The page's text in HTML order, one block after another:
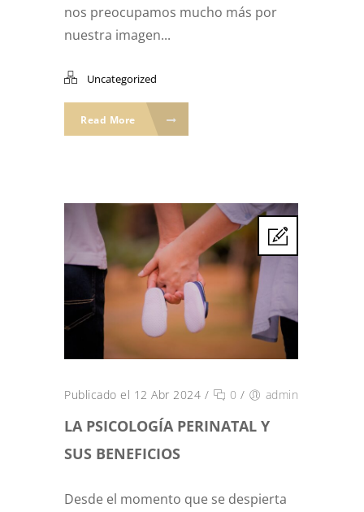
nos preocupamos mucho más por
nuestra imagen...
Uncategorized
Read More
Publicado el 12 Abr 2024 / 0 / admin
LA PSICOLOGÍA PERINATAL Y
SUS BENEFICIOS
Desde el momento que se despierta